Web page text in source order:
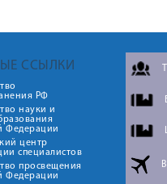
ССЫЛКИ
РФ
науки и
Федерации
центр
специалистов
просвещения
Федерации